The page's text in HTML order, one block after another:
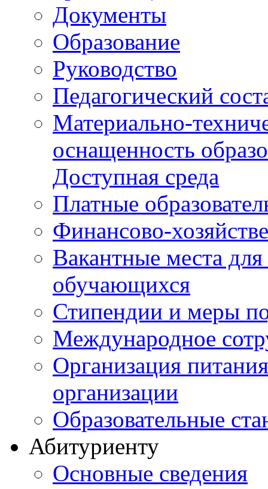
Документы
Образование
Руководство
Педагогический
Материально-
оснащенность
Доступная среда
Платные
Финансово-
Вакантные места
обучающихся
Стипендии и меры
Международное
Организация
организации
Образовательные
Абитуриенту
Основные сведения